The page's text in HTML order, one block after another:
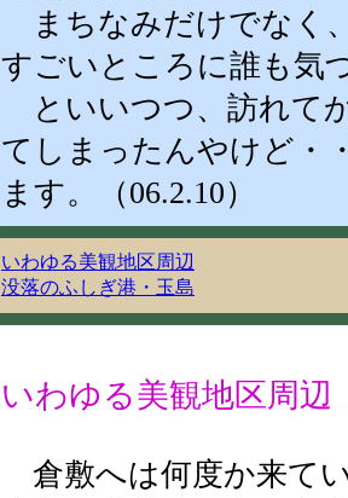
まちなみだけでなく
すごいところに誰も気
といいつつ、訪れて
てしまったんやけど・
ます。（06.2.10）
いわゆる美観地区周辺
没落のふしぎ港・玉島
いわゆる美観地区周辺
倉敷へは何度か来て